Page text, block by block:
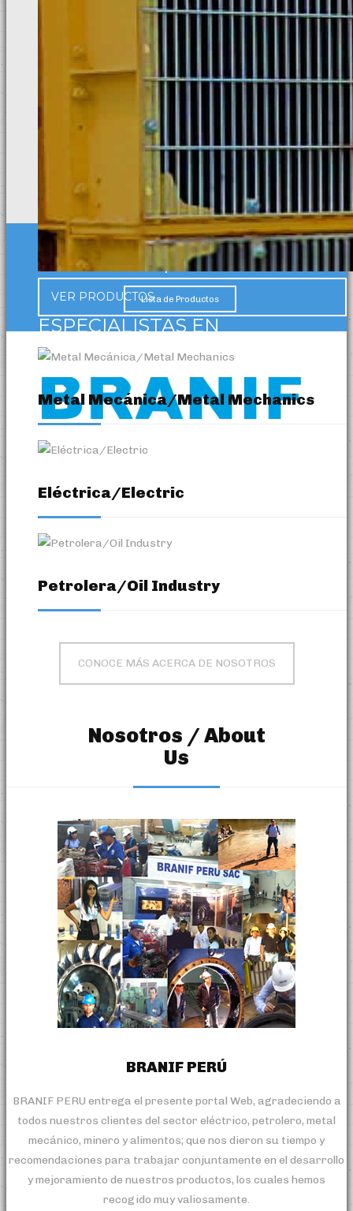
VER PRODUCTOS
ESPECIALISTAS EN
PRODUCTOS INDUSTRIALES Y
TEXTIL
VER SOLUCIONES
Necesita soluciones especializadas para su
empresa?
Lista de Productos
Metal Mecánica/Metal Mechanics
Eléctrica/Electric
Petrolera/Oil Industry
CONOCE MÁS ACERCA DE NOSOTROS
Nosotros / About
Us
BRANIF PERÚ
BRANIF PERU entrega el presente portal Web, agradeciendo a
todos nuestros clientes del sector eléctrico, petrolero, metal
mecánico, minero y alimentos; que nos dieron su tiempo y
recomendaciones para trabajar conjuntamente en el desarrollo
y mejoramiento de nuestros productos, los cuales hemos
recogido muy valiosamente.